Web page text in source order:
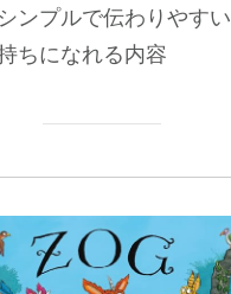
ンプルで伝わりやすい
ちになれる内容